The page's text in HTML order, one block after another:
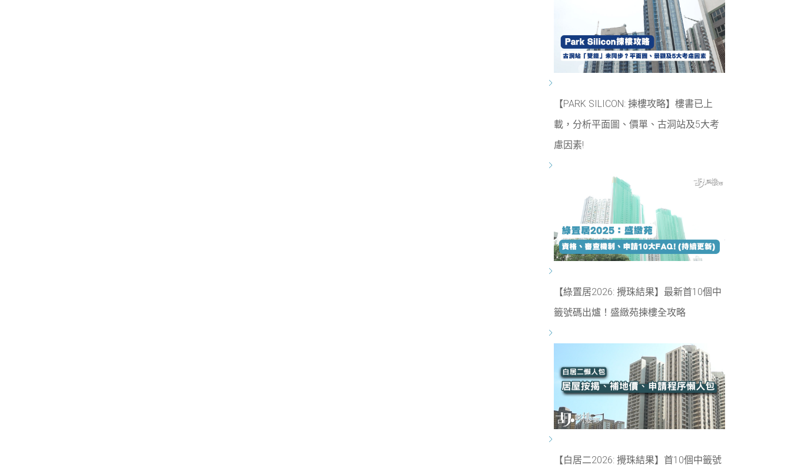
【PARK SILICON: 揀樓攻略】樓書已上
載，分析平面圖、價單、古洞站及5大考
慮因素!
【綠置居2026: 攪珠結果】最新首10個中
籤號碼出爐！盛緻苑揀樓全攻略
【白居二2026: 攪珠結果】首10個中籤號